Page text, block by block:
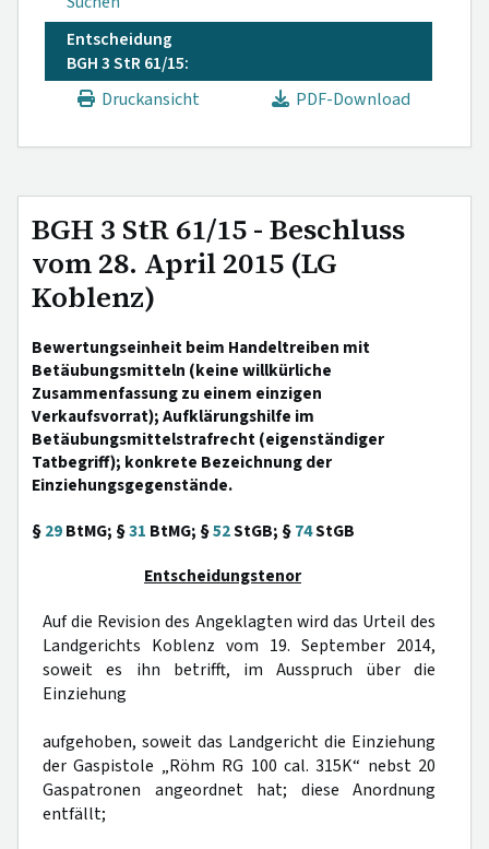
Entscheidung
BGH 3 StR 61/15:
Druckansicht
PDF-Download
BGH 3 StR 61/15 - Beschluss
vom 28. April 2015 (LG
Koblenz)
Bewertungseinheit beim Handeltreiben mit
Betäubungsmitteln (keine willkürliche
Zusammenfassung zu einem einzigen
Verkaufsvorrat); Aufklärungshilfe im
Betäubungsmittelstrafrecht (eigenständiger
Tatbegriff); konkrete Bezeichnung der
Einziehungsgegenstände.
§29BtMG; §31 BtMG; §52StGB; §74StGB
Entscheidungstenor
Auf die Revision des Angeklagten wird das Urteil des
Landgerichts Koblenz vom 19. September 2014,
soweit es ihn betrifft, im Ausspruch über die
Einziehung
aufgehoben, soweit das Landgericht die Einziehung
der Gaspistole „Röhm RG 100 cal. 315K“ nebst 20
Gaspatronen angeordnet hat; diese Anordnung
entfällt;